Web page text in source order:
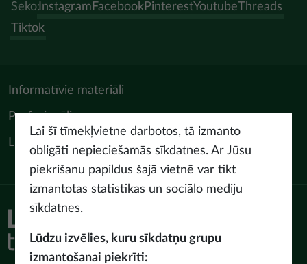
Seko:Instagram FacebookPinterestYoutubeThreads
Tiktok
Informatīvie materiāli
Profesionāļiem
LIAA Tūrisma departaments
Lietošanas noteikumi
Lai šī tīmekļvietne darbotos, tā izmanto
obligāti nepieciešamās sīkdatnes. Ar Jūsu
piekrišanu papildus šajā vietnē var tikt
izmantotas statistikas un sociālo mediju
sīkdatnes.
Lūdzu izvēlies, kuru sīkdatņu grupu
izmantošanai piekrīti: